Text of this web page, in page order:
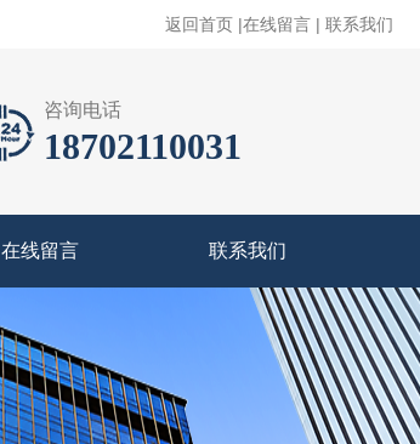
返回首页 |在线留言 | 联系我们
咨询电话
18702110031
在线留言 联系我们